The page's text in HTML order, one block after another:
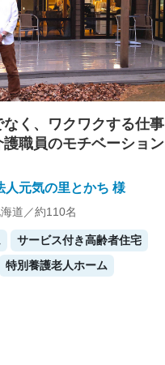
く、ワクワクする仕事
職員のモチベーション
人元気の里とかち 様
道／約110名
サービス付き高齢者住宅
特別養護老人ホーム